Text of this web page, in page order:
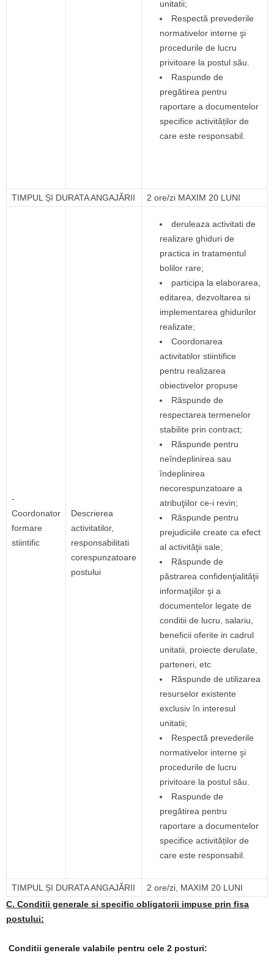
unitatii;
Respectă prevederile
normativelor interne şi
procedurile de lucru
privitoare la postul său.
Raspunde de
pregătirea pentru
raportare a documentelor
specifice activităților de
care este responsabil.
TIMPUL ȘI DURATA ANGAJĂRII 2 ore/zi MAXIM 20 LUNI
-
Coordonator
formare
stiintific
Descrierea
activitatilor,
responsabilitati
corespunzatoare
postului
deruleaza activitati de
realizare ghiduri de
practica in tratamentul
bolilor rare;
participa la elaborarea,
editarea, dezvoltarea si
implementarea ghidurilor
realizate;
Coordonarea
activitatilor stiintifice
pentru realizarea
obiectivelor propuse
Răspunde de
respectarea termenelor
stabilite prin contract;
Răspunde pentru
neîndeplinirea sau
îndeplinirea
necorespunzatoare a
atribuţiilor ce-i revin;
Răspunde pentru
prejudiciile create ca efect
al activităţii sale;
Răspunde de
păstrarea confidenţialităţii
informaţiilor şi a
documentelor legate de
conditii de lucru, salariu,
beneficii oferite in cadrul
unitatii, proiecte derulate,
parteneri, etc
Răspunde de utilizarea
resurselor existente
exclusiv în interesul
unitatii;
Respectă prevederile
normativelor interne şi
procedurile de lucru
privitoare la postul său.
Raspunde de
pregătirea pentru
raportare a documentelor
specifice activităților de
care este responsabil.
TIMPUL ȘI DURATA ANGAJĂRII
2 ore/zi, MAXIM 20 LUNI
C. Conditii generale si specific obligatorii impuse prin fisa
postului:
Conditii generale valabile pentru cele 2 posturi: